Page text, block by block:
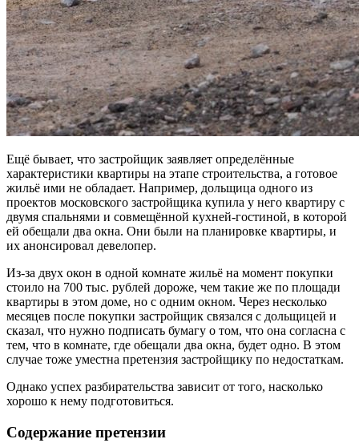
Ещё бывает, что застройщик заявляет определённые
характеристики квартиры на этапе строительства, а готовое
жильё ими не обладает. Например, дольщица одного из
проектов московского застройщика купила у него квартиру с
двумя спальнями и совмещённой кухней-гостиной, в которой
ей обещали два окна. Они были на планировке квартиры, и
их анонсировал девелопер.
Из-за двух окон в одной комнате жильё на момент покупки
стоило на 700 тыс. рублей дороже, чем такие же по площади
квартиры в этом доме, но с одним окном. Через несколько
месяцев после покупки застройщик связался с дольщицей и
сказал, что нужно подписать бумагу о том, что она согласна с
тем, что в комнате, где обещали два окна, будет одно. В этом
случае тоже уместна претензия застройщику по недостаткам.
Однако успех разбирательства зависит от того, насколько
хорошо к нему подготовиться.
Содержание претензии